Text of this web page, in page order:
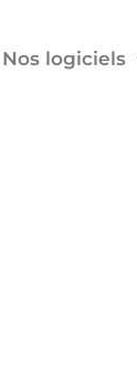
Nos logiciels